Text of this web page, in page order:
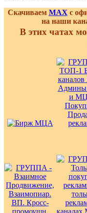
Скачиваем MAX с
на наши
В этих чатах